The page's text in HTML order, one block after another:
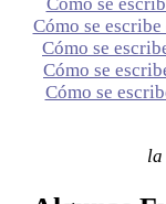
Cómo se
Cómo se
Cómo se
Cómo se